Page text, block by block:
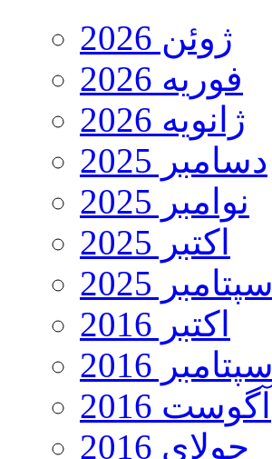
ژوئن 2026
فوریه 2026
ژانویه 2026
دسامبر 2025
نوامبر 2025
اکتبر 2025
سپتامبر 2025
اکتبر 2016
سپتامبر 2016
آگوست 2016
جولای 2016